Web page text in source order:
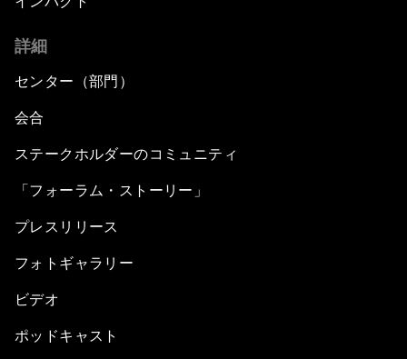
詳細
センター（部門）
会合
ステークホルダーのコミュニティ
「フォーラム・ストーリー」
プレスリリース
フォトギャラリー
ビデオ
ポッドキャスト